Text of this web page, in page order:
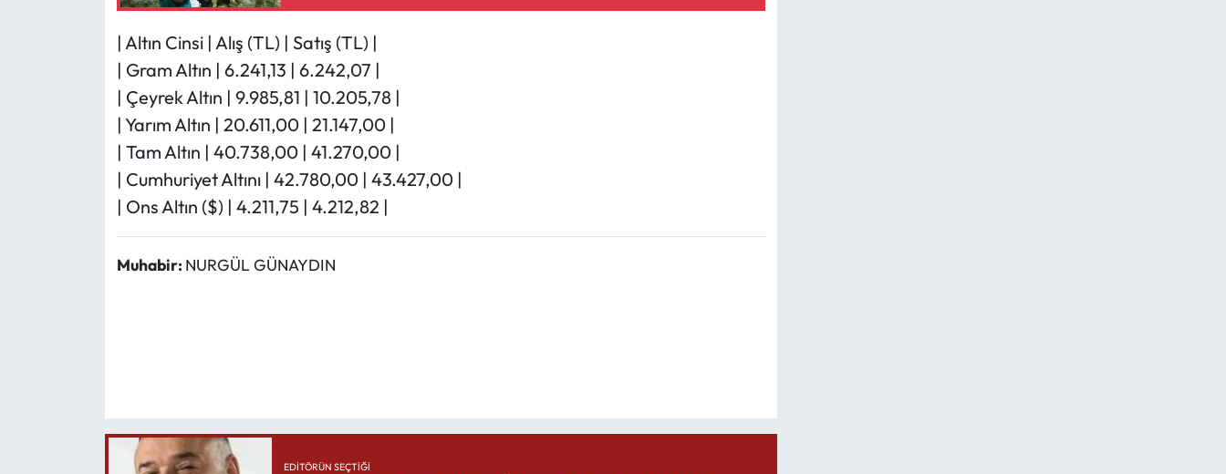
| Altın Cinsi | Alış (TL) | Satış (TL) |
| Gram Altın | 6.241,13 | 6.242,07 |
| Çeyrek Altın | 9.985,81 | 10.205,78 |
| Yarım Altın | 20.611,00 | 21.147,00 |
| Tam Altın | 40.738,00 | 41.270,00 |
| Cumhuriyet Altını | 42.780,00 | 43.427,00 |
| Ons Altın ($) | 4.211,75 | 4.212,82 |
Muhabir: NURGÜL GÜNAYDIN
EDITÖRÜN SEÇTIĞI